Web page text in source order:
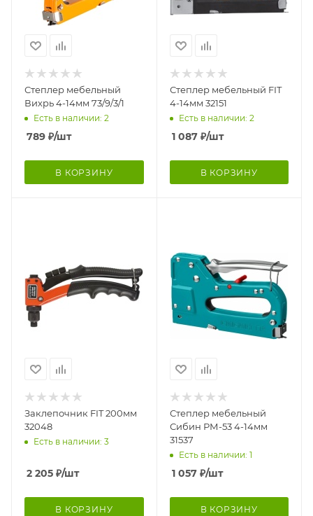
Степлер мебельный
Вихрь 4-14мм 73/9/3/1
Есть в наличии: 2
789 ₽/шт
В КОРЗИНУ
Степлер мебельный FIT
4-14мм 32151
Есть в наличии: 2
1 087₽/шт
В КОРЗИНУ
Заклепочник FIT 200мм
32048
Есть в наличии: 3
2 205 ₽/шт
В КОРЗИНУ
Степлер мебельный
Сибин РМ-53 4-14мм
31537
Есть в наличии: 1
1 057₽/шт
В КОРЗИНУ